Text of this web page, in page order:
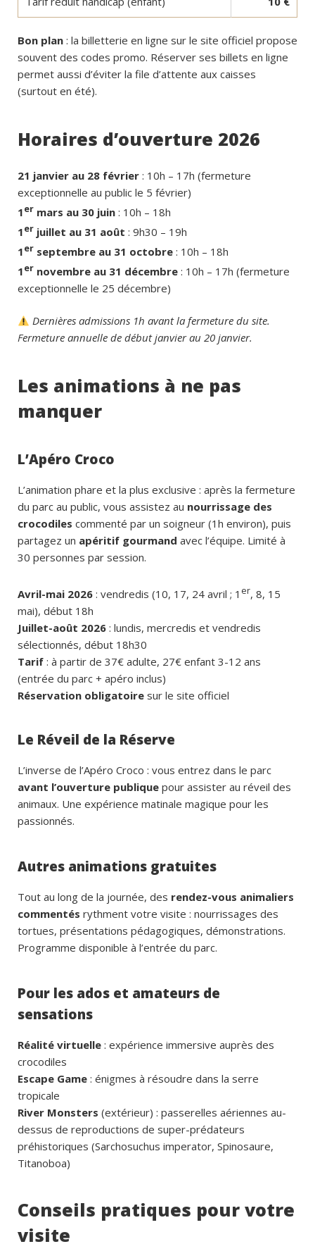
Bon plan : la billetterie en ligne sur le site officiel propose
souvent des codes promo. Réserver ses billets en ligne
permet aussi d’éviter la file d’attente aux caisses
(surtout en été).
Horaires d’ouverture 2026
21 janvier au 28 février : 10h – 17h (fermeture
exceptionnelle au public le 5 février)
1er mars au 30 juin : 10h – 18h
1er juillet au 31 août : 9h30 – 19h
1er septembre au 31 octobre : 10h – 18h
1er novembre au 31 décembre : 10h – 17h (fermeture
exceptionnelle le 25 décembre)
Dernières admissions 1h avant la fermeture du site.
Fermeture annuelle de début janvier au 20 janvier.
Les animations à ne pas
manquer
L’Apéro Croco
L’animation phare et la plus exclusive : après la fermeture
du parc au public, vous assistez au nourrissage des
crocodiles commenté par un soigneur (1h environ), puis
partagez un apéritif gourmand avec l’équipe. Limité à
30 personnes par session.
Avril-mai 2026 : vendredis (10, 17, 24 avril ; 1 er, 8, 15
mai), début 18h
Juillet-août 2026 : lundis, mercredis et vendredis
sélectionnés, début 18h30
Tarif : à partir de 37€ adulte, 27€ enfant 3-12 ans
(entrée du parc + apéro inclus)
Réservation obligatoire sur le site officiel
Le Réveil de la Réserve
L’inverse de l’Apéro Croco : vous entrez dans le parc
avant l’ouverture publique pour assister au réveil des
animaux. Une expérience matinale magique pour les
passionnés.
Autres animations gratuites
Tout au long de la journée, des rendez-vous animaliers
commentés rythment votre visite : nourrissages des
tortues, présentations pédagogiques, démonstrations.
Programme disponible à l’entrée du parc.
Pour les ados et amateurs de
sensations
Réalité virtuelle : expérience immersive auprès des
crocodiles
Escape Game : énigmes à résoudre dans la serre
tropicale
River Monsters (extérieur) : passerelles aériennes au-
dessus de reproductions de super-prédateurs
préhistoriques (Sarchosuchus imperator, Spinosaure,
Titanoboa)
Conseils pratiques pour votre
visite